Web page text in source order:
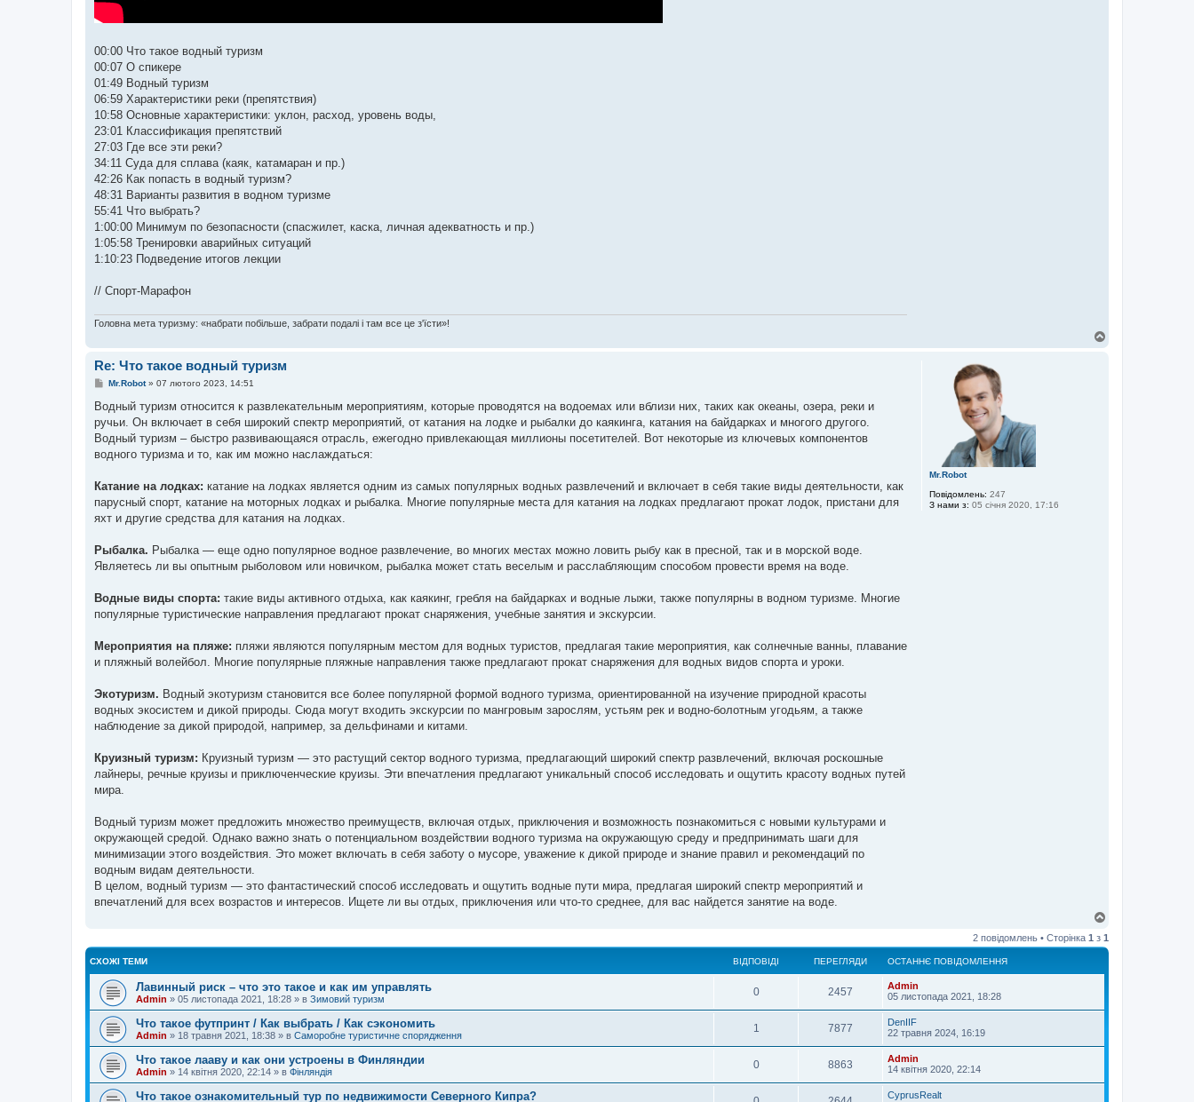
00:00 Что такое водный туризм
00:07 О спикере
01:49 Водный туризм
06:59 Характеристики реки (препятствия)
10:58 Основные характеристики: уклон, расход, уровень воды,
23:01 Классификация препятствий
27:03 Где все эти реки?
34:11 Суда для сплава (каяк, катамаран и пр.)
42:26 Как попасть в водный туризм?
48:31 Варианты развития в водном туризме
55:41 Что выбрать?
1:00:00 Минимум по безопасности (спасжилет, каска, личная адекватность и пр.)
1:05:58 Тренировки аварийных ситуаций
1:10:23 Подведение итогов лекции
// Спорт-Марафон
Головна мета туризму: «набрати побільше, забрати подалі і там все це з'їсти»!
Mr.Robot
Повідомлень: 247
З нами з: 05 січня 2020, 17:16
Re: Что такое водный туризм
П
в
д
о
м
л
н
я
Mr.Robot» 07 лютого 2023, 14:51
Водный туризм относится к развлекательным мероприятиям, которые проводятся на водоемах или вблизи них, таких как океаны, озера, реки и
ручьи. Он включает в себя широкий спектр мероприятий, от катания на лодке и рыбалки до каякинга, катания на байдарках и многого другого.
Водный туризм – быстро развивающаяся отрасль, ежегодно привлекающая миллионы посетителей. Вот некоторые из ключевых компонентов
водного туризма и то, как им можно наслаждаться:
Катание на лодках: катание на лодках является одним из самых популярных водных развлечений и включает в себя такие виды деятельности, как
парусный спорт, катание на моторных лодках и рыбалка. Многие популярные места для катания на лодках предлагают прокат лодок, пристани для
яхт и другие средства для катания на лодках.
Рыбалка. Рыбалка — еще одно популярное водное развлечение, во многих местах можно ловить рыбу как в пресной, так и в морской воде.
Являетесь ли вы опытным рыболовом или новичком, рыбалка может стать веселым и расслабляющим способом провести время на воде.
Водные виды спорта: такие виды активного отдыха, как каякинг, гребля на байдарках и водные лыжи, также популярны в водном туризме. Многие
популярные туристические направления предлагают прокат снаряжения, учебные занятия и экскурсии.
Мероприятия на пляже: пляжи являются популярным местом для водных туристов, предлагая такие мероприятия, как солнечные ванны, плавание
и пляжный волейбол. Многие популярные пляжные направления также предлагают прокат снаряжения для водных видов спорта и уроки.
Экотуризм. Водный экотуризм становится все более популярной формой водного туризма, ориентированной на изучение природной красоты
водных экосистем и дикой природы. Сюда могут входить экскурсии по мангровым зарослям, устьям рек и водно-болотным угодьям, а также
наблюдение за дикой природой, например, за дельфинами и китами.
Круизный туризм: Круизный туризм — это растущий сектор водного туризма, предлагающий широкий спектр развлечений, включая роскошные
лайнеры, речные круизы и приключенческие круизы. Эти впечатления предлагают уникальный способ исследовать и ощутить красоту водных путей
мира.
Водный туризм может предложить множество преимуществ, включая отдых, приключения и возможность познакомиться с новыми культурами и
окружающей средой. Однако важно знать о потенциальном воздействии водного туризма на окружающую среду и предпринимать шаги для
минимизации этого воздействия. Это может включать в себя заботу о мусоре, уважение к дикой природе и знание правил и рекомендаций по
водным видам деятельности.
В целом, водный туризм — это фантастический способ исследовать и ощутить водные пути мира, предлагая широкий спектр мероприятий и
впечатлений для всех возрастов и интересов. Ищете ли вы отдых, приключения или что-то среднее, для вас найдется занятие на воде.
г
о
2 повідомлень • Сторінка 1 з 1
СХОЖІ ТЕМИ ВІДПОВІДІ ПЕРЕГЛЯДИ ОСТАННЄ ПОВІДОМЛЕННЯ
Лавинный риск – что это такое и как им управлять
Admin » 05 листопада 2021, 18:28 » в Зимовий туризм
0 2457
Admin
05 листопада 2021, 18:28
Что такое футпринт / Как выбрать / Как сэкономить
Admin » 18 травня 2021, 18:38 » в Саморобне туристичне спорядження
1 7877
DenIIF
22 травня 2024, 16:19
Что такое лааву и как они устроены в Финляндии
Admin » 14 квітня 2020, 22:14 » в Фінляндія
0 8863
Admin
14 квітня 2020, 22:14
Что такое ознакомительный тур по недвижимости Северного Кипра?
CyprusRealt